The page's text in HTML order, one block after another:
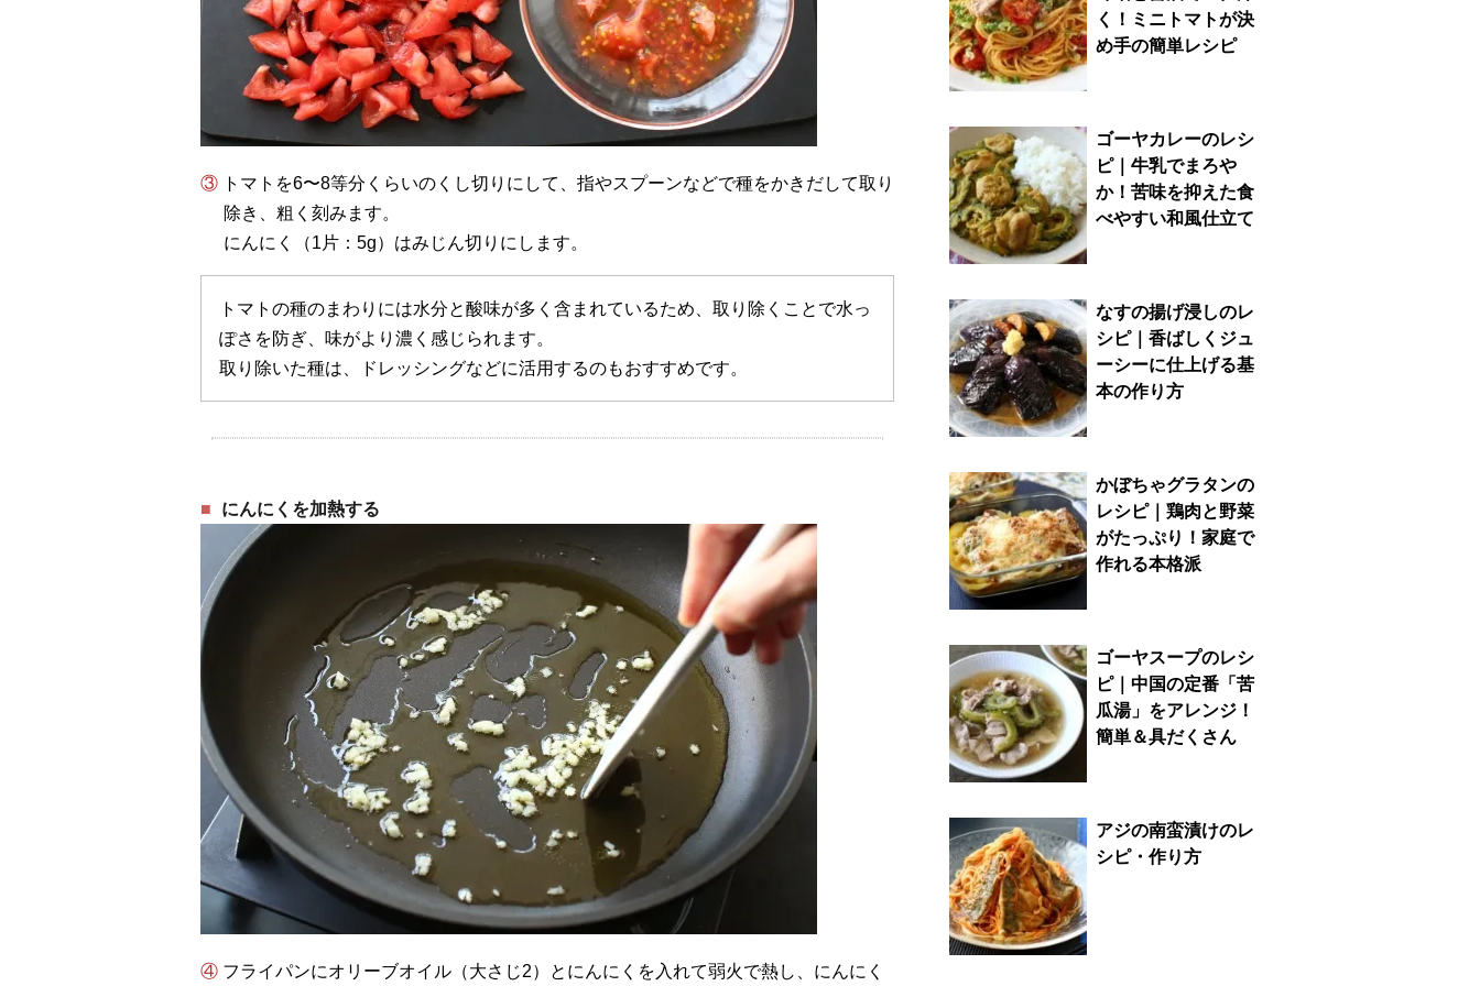
③ トマトを6〜8等分くらいのくし切りにして、指やスプーンなどで種をかきだして取り
除き、粗く刻みます。
にんにく（1片：5g）はみじん切りにします。
トマトの種のまわりには水分と酸味が多く含まれているため、取り除くことで水っ
ぽさを防ぎ、味がより濃く感じられます。
取り除いた種は、ドレッシングなどに活用するのもおすすめです。
にんにくを加熱する
④ フライパンにオリーブオイル（大さじ2）とにんにくを入れて弱火で熱し、にんにく
く！ミニトマトが決
め手の簡単レシピ
ゴーヤカレーのレシ
ピ｜牛乳でまろや
か！苦味を抑えた食
べやすい和風仕立て
なすの揚げ浸しのレ
シピ｜香ばしくジュ
ーシーに仕上げる基
本の作り方
かぼちゃグラタンの
レシピ｜鶏肉と野菜
がたっぷり！家庭で
作れる本格派
ゴーヤスープのレシ
ピ｜中国の定番「苦
瓜湯」をアレンジ！
簡単＆具だくさん
アジの南蛮漬けのレ
シピ・作り方